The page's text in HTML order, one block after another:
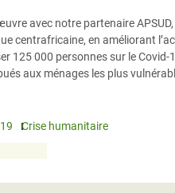
avec notre partenaire
centrafricaine, en améliorant
125 000 personnes sur le Covid-
aux ménages les plus
Crise humanitaire